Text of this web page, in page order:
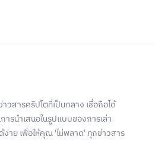
วสารคริปโตที่เป็นกลาง เชื่อถือได้
ารนำเสนอในรูปแบบของการเล่า
ง่าย เพื่อให้คุณ 'ไม่พลาด' ทุกข่าวสาร